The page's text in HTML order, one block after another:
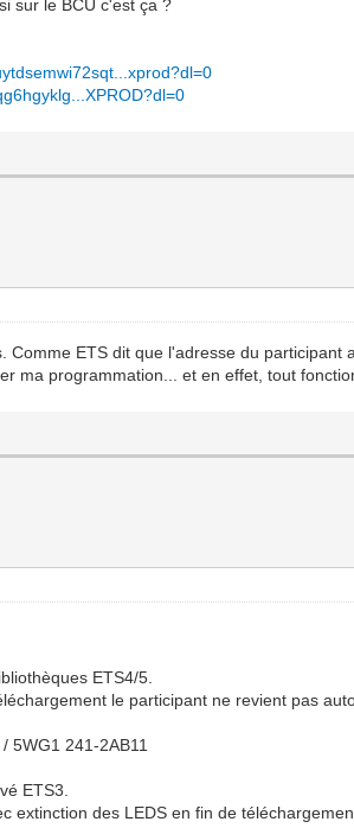
sur le BCU c'est ça ?
ETS dit que l'adresse du
ma programmation... et en effet, tout
ETS4/5.
le participant ne revient pas
5WG1 241-2AB11
ETS3.
extinction des LEDS en fin de